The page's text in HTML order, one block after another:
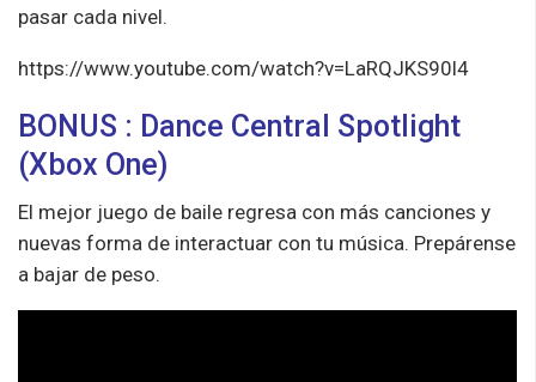
pasar cada nivel.
https://www.youtube.com/watch?v=LaRQJKS90l4
BONUS : Dance Central Spotlight
(Xbox One)
El mejor juego de baile regresa con más canciones y
nuevas forma de interactuar con tu música. Prepárense
a bajar de peso.